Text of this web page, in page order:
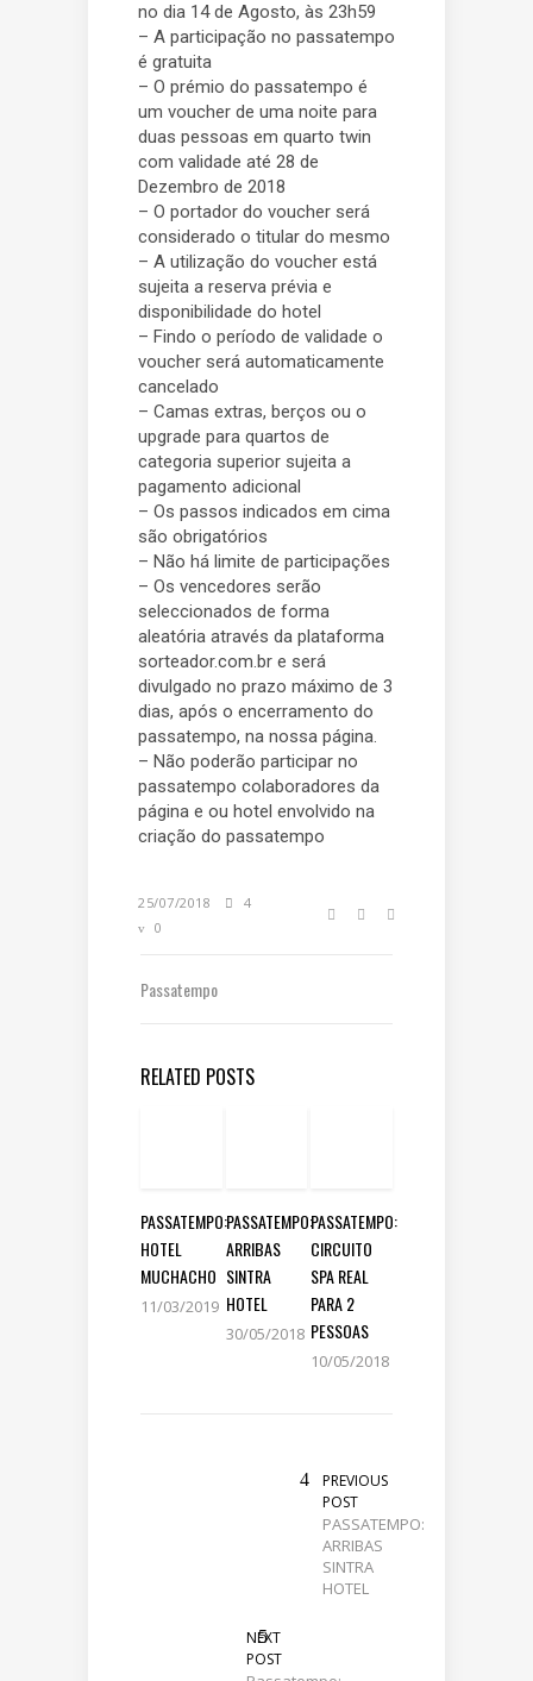
no dia 14 de Agosto, às 23h59
– A participação no passatempo
é gratuita
– O prémio do passatempo é
um voucher de uma noite para
duas pessoas em quarto twin
com validade até 28 de
Dezembro de 2018
– O portador do voucher será
considerado o titular do mesmo
– A utilização do voucher está
sujeita a reserva prévia e
disponibilidade do hotel
– Findo o período de validade o
voucher será automaticamente
cancelado
– Camas extras, berços ou o
upgrade para quartos de
categoria superior sujeita a
pagamento adicional
– Os passos indicados em cima
são obrigatórios
– Não há limite de participações
– Os vencedores serão
seleccionados de forma
aleatória através da plataforma
sorteador.com.br e será
divulgado no prazo máximo de 3
dias, após o encerramento do
passatempo, na nossa página.
– Não poderão participar no
passatempo colaboradores da
página e ou hotel envolvido na
criação do passatempo
25/07/2018
4
0
Passatempo
RELATED POSTS
PASSATEMPO:
HOTEL
MUCHACHO
11/03/2019
PASSATEMPO:
ARRIBAS
SINTRA
HOTEL
30/05/2018
PASSATEMPO:
CIRCUITO
SPA REAL
PARA 2
PESSOAS
10/05/2018
PREVIOUS
POST
PASSATEMPO:
ARRIBAS
SINTRA
HOTEL
NEXT
POST